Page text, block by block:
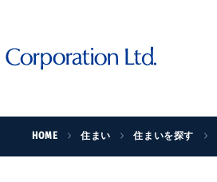
HOME 住まい 住まいを探す